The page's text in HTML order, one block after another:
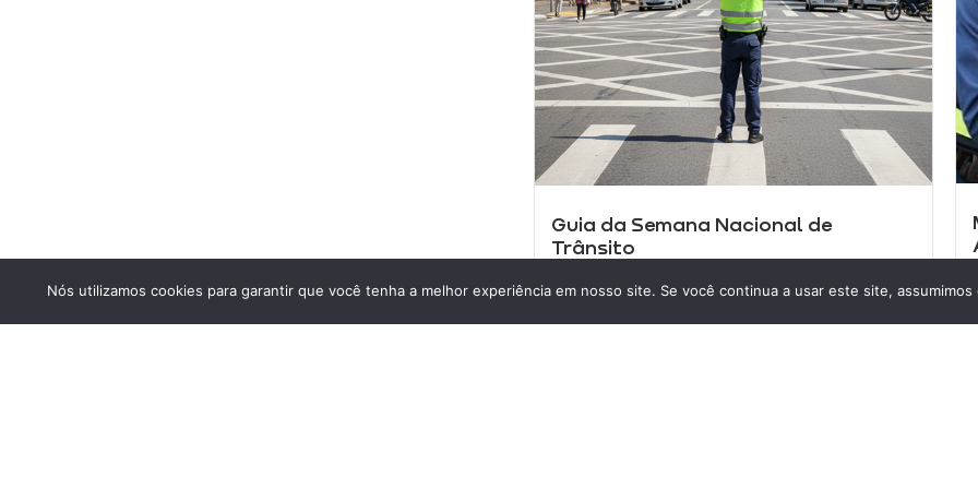
Guia da Semana Nacional de
Trânsito
Guia da Semana Nacional de Trânsito Guia da
Nós utilizamos cookies para garantir que você tenha a melhor experiência em nosso site. Se você continua a usar este site,